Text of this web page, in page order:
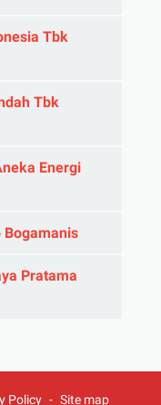
Tbk
Tbk
Energi
Bogamanis
Pratama
Policy Site map